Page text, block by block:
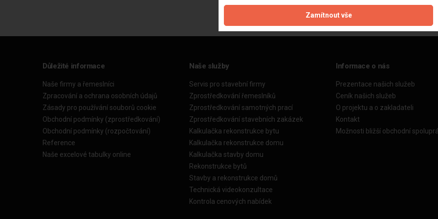
Důležité informace
Naše firmy a řemeslníci
Zpracování a ochrana osobních údajů
Zásady pro používání souborů cookie
Obchodní podmínky (zprostředkování)
Obchodní podmínky (rozpočtování)
Reference
Naše excelové tabulky online
Naše služby
Servis pro stavební firmy
Zprostředkování řemeslníků
Zprostředkování samotných prací
Zprostředkování stavebních zakázek
Kalkulačka rekonstrukce bytu
Kalkulačka rekonstrukce domu
Kalkulačka stavby domu
Rekonstrukce bytů
Stavby a rekonstrukce domů
Technická videokonzultace
Kontrola cenových nabídek
Informace o nás
Prezentace našich služeb
Ceník našich služeb
O projektu a o zakladateli
Kontakt
Možnosti bližší obchodní
Zamítnout vše